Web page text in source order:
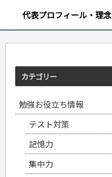
代表プロフィール・理念
カテゴリー
勉強お役立ち情報
テスト対策
記憶力
集中力